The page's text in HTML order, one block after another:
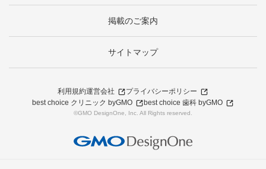
掲載のご案内
サイトマップ
利用規約運営会社
プライバシーポリシー
best choice クリニック byGMO
best choice 歯科 byGMO
©GMO DesignOne, Inc. All Rights reserved.